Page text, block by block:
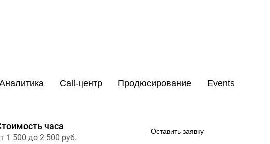
Аналитика Call-центр Продюсирование Events
часа
1 500 до 2 500 руб.
Оставить заявку